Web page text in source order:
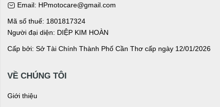
Email: HPmotocare@gmail.com
Mã số thuế: 1801817324
Người đại diện: DIỆP KIM HOÀN
Cấp bởi: Sở Tài Chính Thành Phố Cần Thơ cấp ngày 12/01/2026
VỀ CHÚNG TÔI
Giới thiệu